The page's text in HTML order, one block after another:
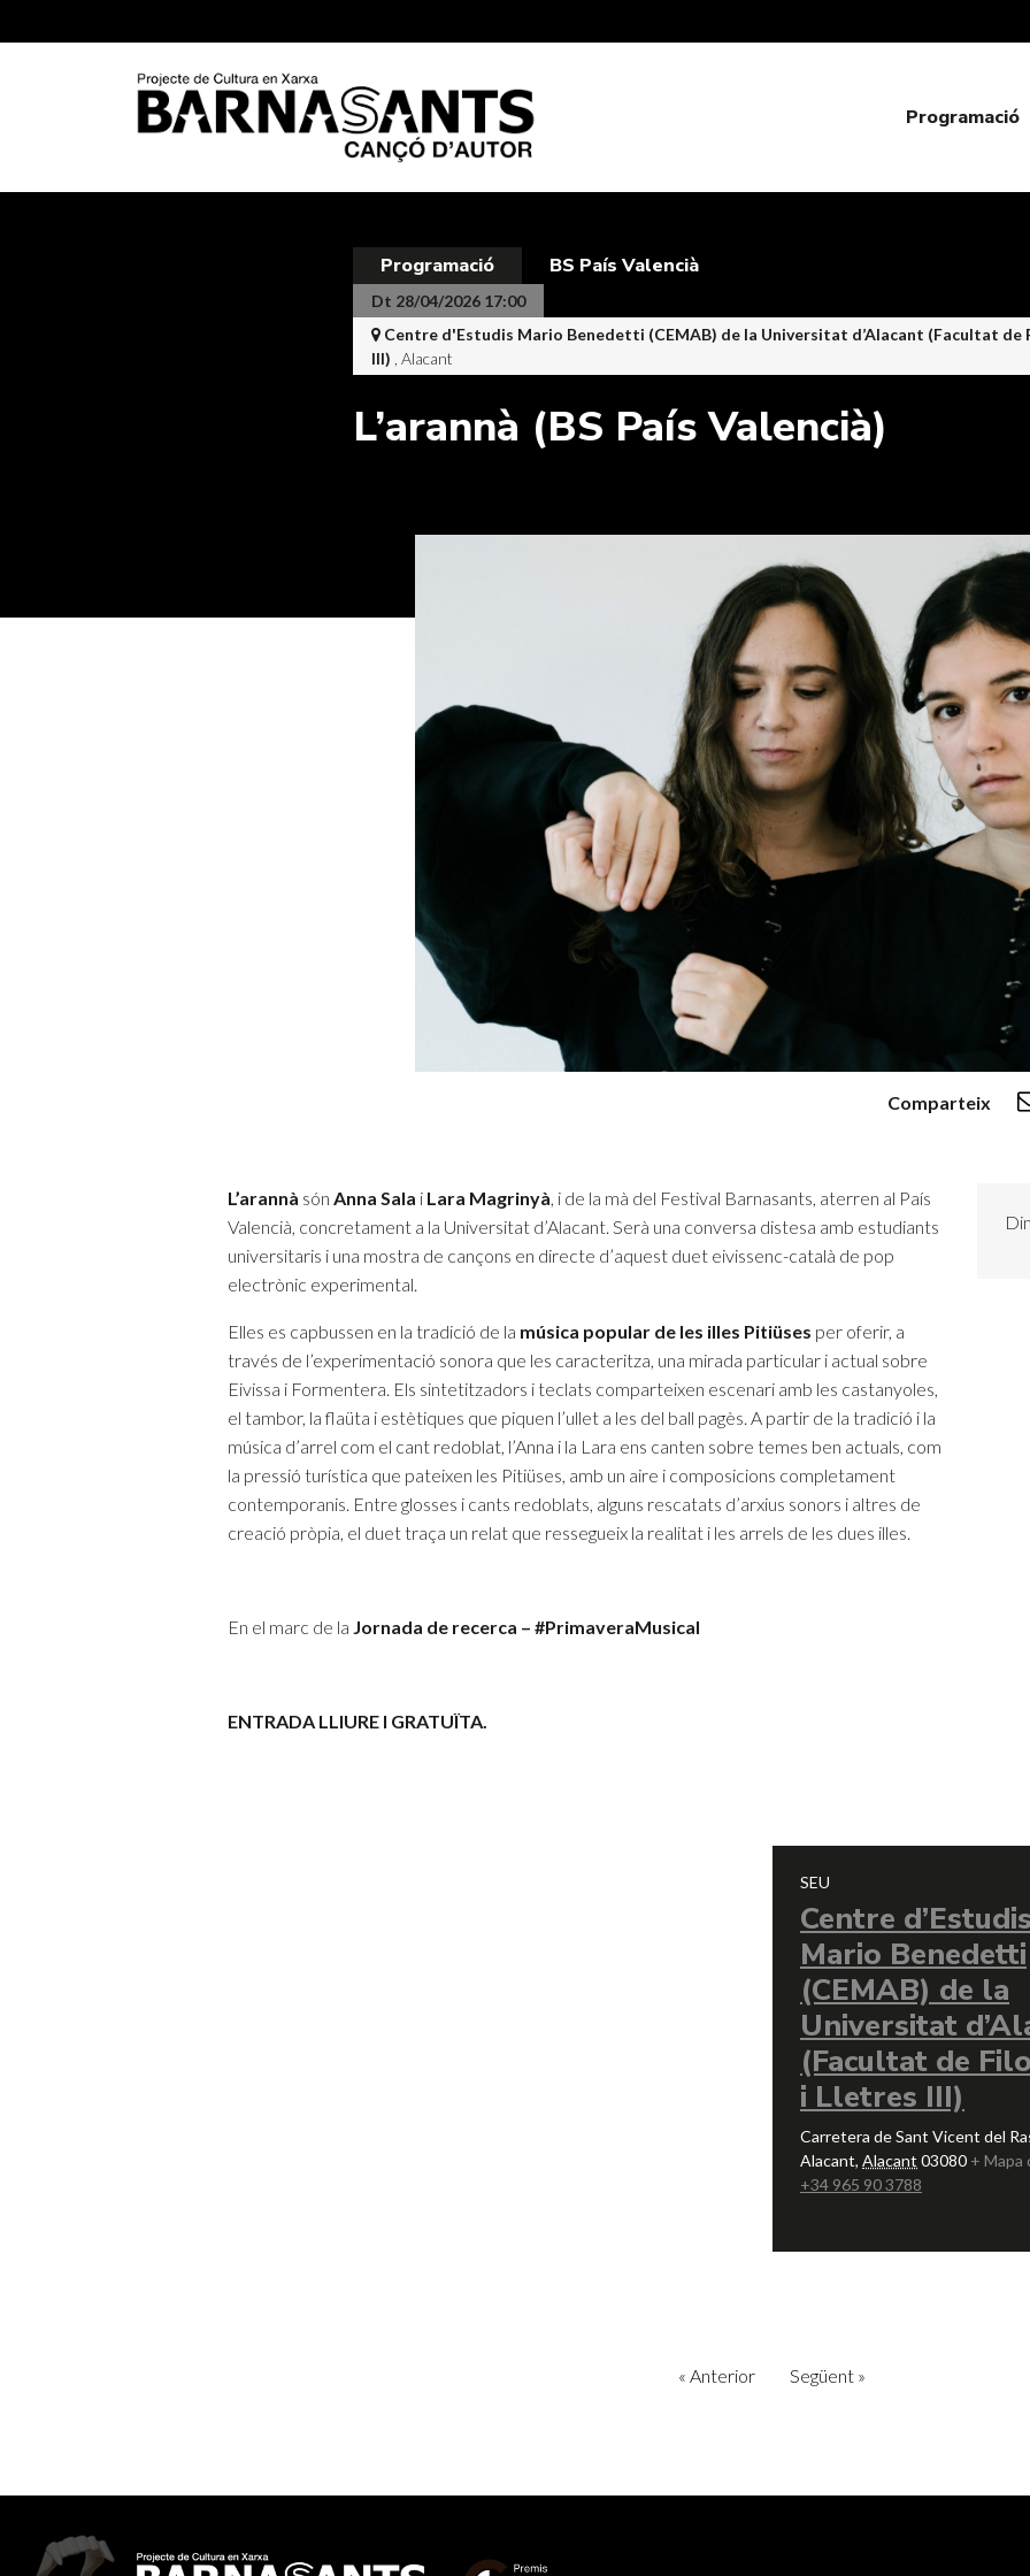
Programació
Programació BS País Valencià
Dt 28/04/2026 17:00
Centre d'Estudis Mario Benedetti (CEMAB) de la Universitat d’Alacant (Facultat de
III) , Alacant
L’arannà (BS País Valencià)
Comparteix
L’arannà són Anna Sala i Lara Magrinyà, i de la mà del Festival Barnasants, aterren al País
Valencià, concretament a la Universitat d’Alacant. Serà una conversa distesa amb estudiants
universitaris i una mostra de cançons en directe d’aquest duet eivissenc-català de pop
electrònic experimental.
Elles es capbussen en la tradició de la música popular de les illes Pitiüses per oferir, a
través de l’experimentació sonora que les caracteritza, una mirada particular i actual sobre
Eivissa i Formentera. Els sintetitzadors i teclats comparteixen escenari amb les castanyoles,
el tambor, la flaüta i estètiques que piquen l’ullet a les del ball pagès. A partir de la tradició i la
música d’arrel com el cant redoblat, l’Anna i la Lara ens canten sobre temes ben actuals, com
la pressió turística que pateixen les Pitiüses, amb un aire i composicions completament
contemporanis. Entre glosses i cants redoblats, alguns rescatats d’arxius sonors i altres de
creació pròpia, el duet traça un relat que ressegueix la realitat i les arrels de les dues illes.
En el marc de la Jornada de recerca – #PrimaveraMusical
ENTRADA LLIURE I GRATUÏTA.
SEU
Centre d’Estudis
Mario Benedetti
(CEMAB) de la
Universitat
(Facultat de
i Lletres III)
Carretera de Sant Vicent del
Alacant, Alacant 03080 + Mapa
+34 965 90 3788
« Anterior Següent »